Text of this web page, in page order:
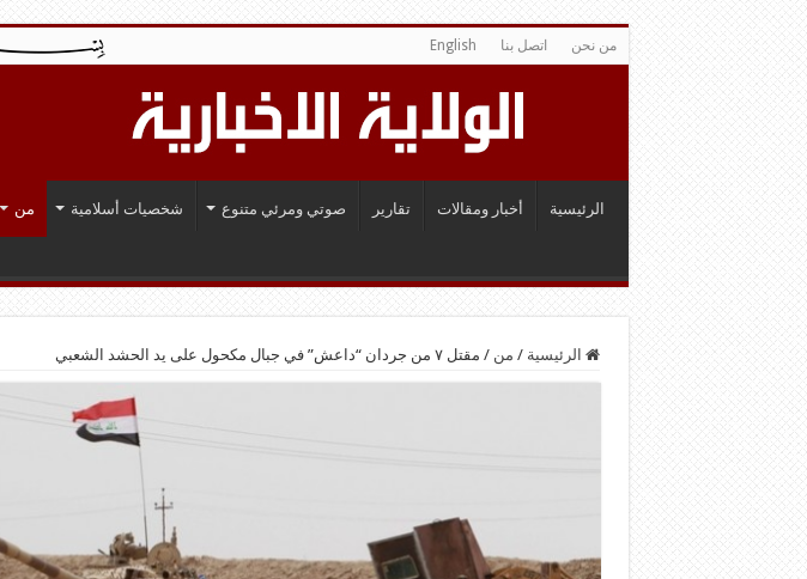
من نحن اتصل بنا English
الرئيسية أخبار ومقالات تقارير صوتي ومرئي متنوع شخصيات أسلامية من
الرئيسية / من / مقتل ٧ من جردان “داعش” في جبال مكحول على يد الحشد الشعبي